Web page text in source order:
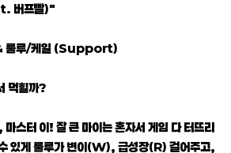
버프빨)"
룰루/케일 (Support)
먹힐까?
마스터 이! 잘 큰 마이는 혼자서 게임 다 터뜨리
있게 룰루가 변이(W), 급성장(R) 걸어주고,